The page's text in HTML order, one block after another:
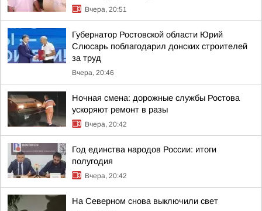
Вчера, 20:51
Губернатор Ростовской области Юрий
Слюсарь поблагодарил донских строителей
за труд
Вчера, 20:46
Ночная смена: дорожные службы Ростова
ускоряют ремонт в разы
Вчера, 20:42
Год единства народов России: итоги
полугодия
Вчера, 20:42
На Северном снова выключили свет